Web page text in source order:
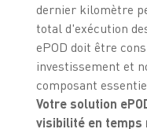
dernier kilomètre
total d'exécution
ePOD doit être
investissement et
composant
Votre solution
visibilité en temps